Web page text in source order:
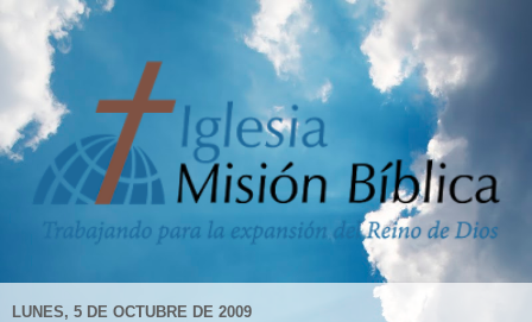
LUNES, 5 DE OCTUBRE DE 2009